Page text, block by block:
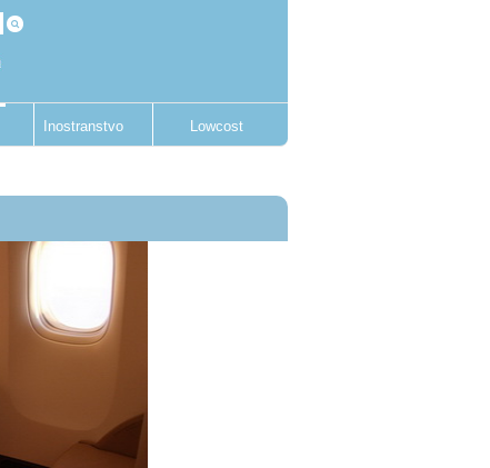
Inostranstvo Lowcost